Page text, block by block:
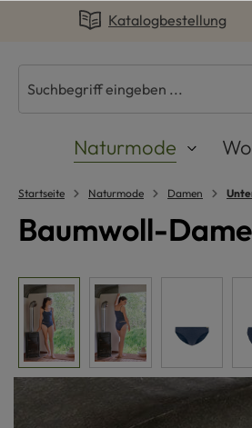
Zur Hauptnavigation
Katalogbestellung
Naturmode
Startseite Naturmode Damen
Baumwoll-
Bildergalerie überspringen